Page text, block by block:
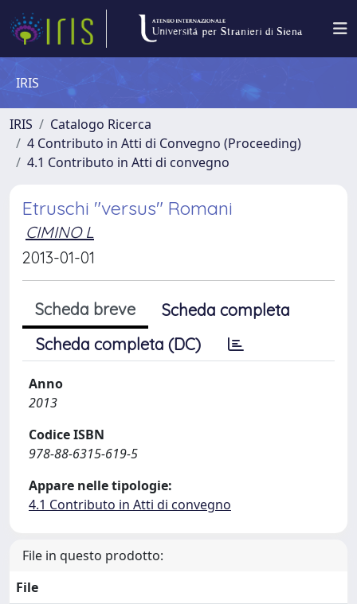
IRIS
IRIS
Catalogo Ricerca
4 Contributo in Atti di Convegno (Proceeding)
4.1 Contributo in Atti di convegno
Etruschi "versus" Romani
CIMINO L
2013-01-01
Scheda breve
Scheda completa
Scheda completa (DC)
Anno
2013
Codice ISBN
978-88-6315-619-5
Appare nelle tipologie:
4.1 Contributo in Atti di convegno
File in questo prodotto:
File